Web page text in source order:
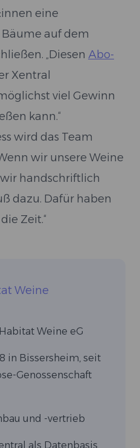
eine
auf dem
„Diesen Abo-
Xentral
viel Gewinn
kann.“
wird das Team
wir unsere Weine
handschriftlich
dazu. Dafür haben
Zeit.“
Weine
Habitat Weine eG
in Bissersheim, seit
Genossenschaft
und -vertrieb
als Datenbasis,